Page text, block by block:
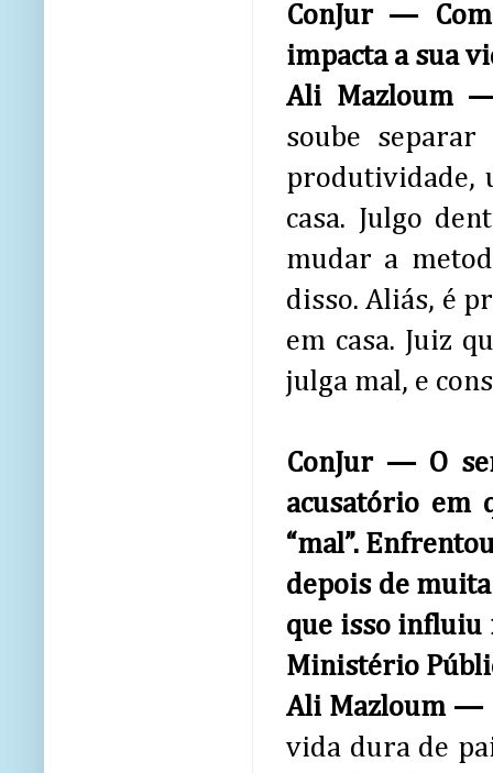
ConJur —
impacta a sua
Ali Mazloum
soube
produtividade,
casa. Julgo
mudar a
disso. Aliás, é
em casa. Juiz
julga mal, e
ConJur — O
acusatório em
“mal”.
depois de
que isso influiu
Ministério
Ali Mazloum —
vida dura de